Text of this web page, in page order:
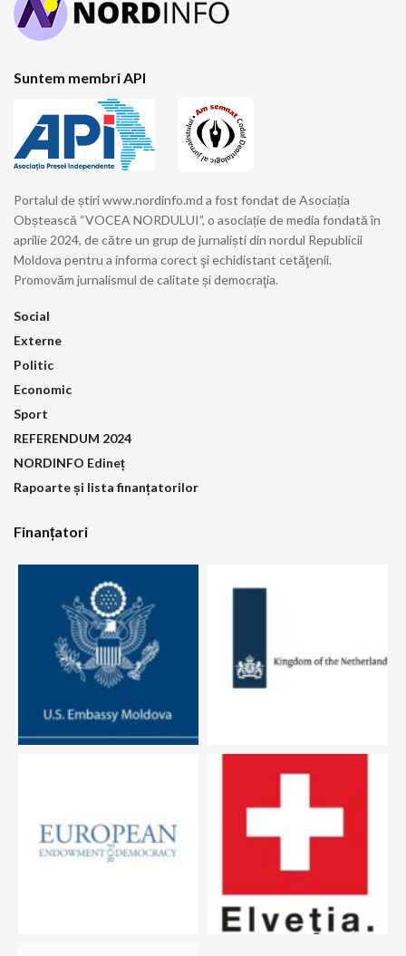
Suntem membri API
Portalul de știri www.nordinfo.md a fost fondat de Asociația
Obștească “VOCEA NORDULUI”, o asociație de media fondată în
aprilie 2024, de către un grup de jurnaliști din nordul Republicii
Moldova pentru a informa corect şi echidistant cetăţenii.
Promovăm jurnalismul de calitate și democraţia.
Social
Externe
Politic
Economic
Sport
REFERENDUM 2024
NORDINFO Edineț
Rapoarte și lista finanțatorilor
Finanțatori